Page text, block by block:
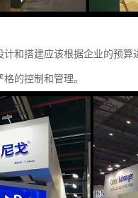
和搭建应该根据企业的预
的控制和管理。